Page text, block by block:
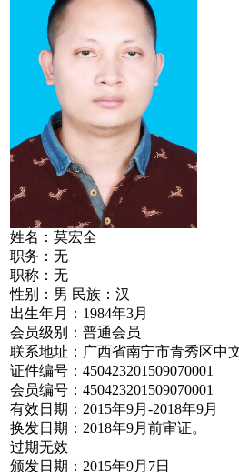
姓名：莫宏全
职务：无
职称：无
性别：男 民族：汉
出生年月：1984年3月
会员级别：普通会员
联系地址：广西省南宁市青秀区中
证件编号：450423201509070001
会员编号：450423201509070001
有效日期：2015年9月-2018年9月
换发日期：2018年9月前审证。
过期无效
颁发日期：2015年9月7日